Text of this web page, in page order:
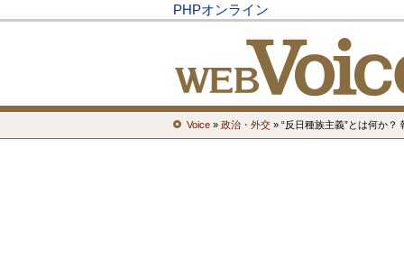
PHPオンライン
Voice » 政治・外交 » “反日種族主義”とは何か？